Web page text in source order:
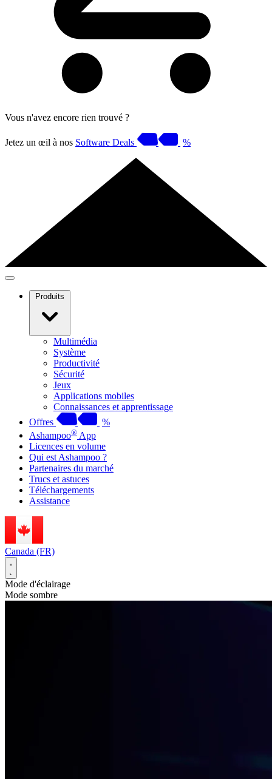
Vous n'avez encore rien trouvé ?
Jetez un œil à nos Software Deals %
Produits
Multimédia
Système
Productivité
Sécurité
Jeux
Applications mobiles
Connaissances et apprentissage
Offres
%
Ashampoo® App
Licences en volume
Qui est Ashampoo ?
Partenaires du marché
Trucs et astuces
Téléchargements
Assistance
Canada (FR)
Mode d'éclairage
Mode sombre